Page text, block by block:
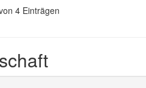
4 Einträgen